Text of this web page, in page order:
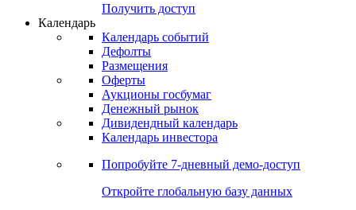
Получить доступ
Календарь
Календарь событий
Дефолты
Размещения
Оферты
Аукционы госбумаг
Денежный рынок
Дивидендный календарь
Календарь инвестора
Попробуйте 7-дневный демо-доступ
Откройте глобальную базу данных